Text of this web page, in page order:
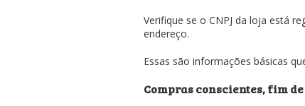
Verifique se o CNPJ da loja está
endereço.
Essas são informações básicas
Compras conscientes, fim